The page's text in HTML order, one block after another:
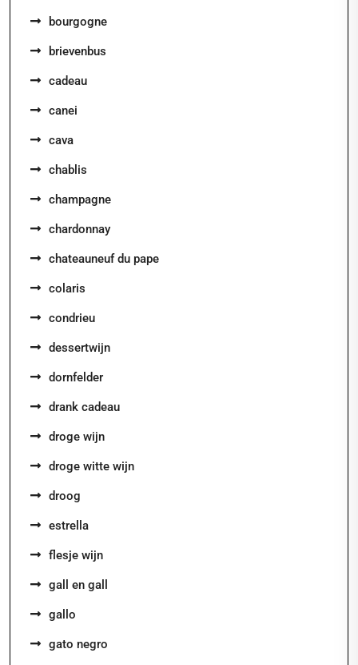
bourgogne
brievenbus
cadeau
canei
cava
chablis
champagne
chardonnay
chateauneuf du pape
colaris
condrieu
dessertwijn
dornfelder
drank cadeau
droge wijn
droge witte wijn
droog
estrella
flesje wijn
gall en gall
gallo
gato negro